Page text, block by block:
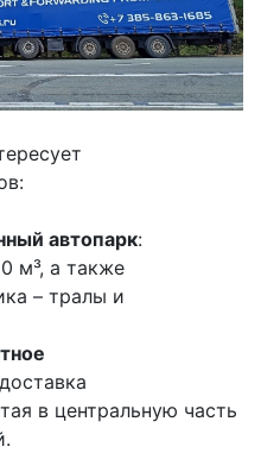
автопарк:
м³, а также
– тралы и
в центральную часть